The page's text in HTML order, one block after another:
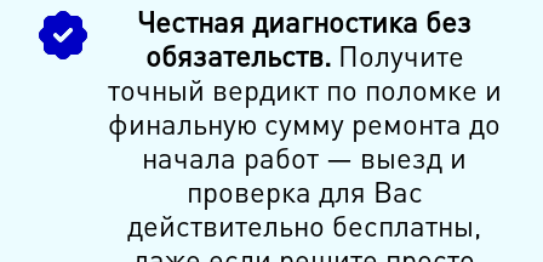
Честная диагностика без
обязательств.Получите
точный вердикт по поломке и
финальную сумму ремонта до
начала работ — выезд и
проверка для Вас
действительно бесплатны,